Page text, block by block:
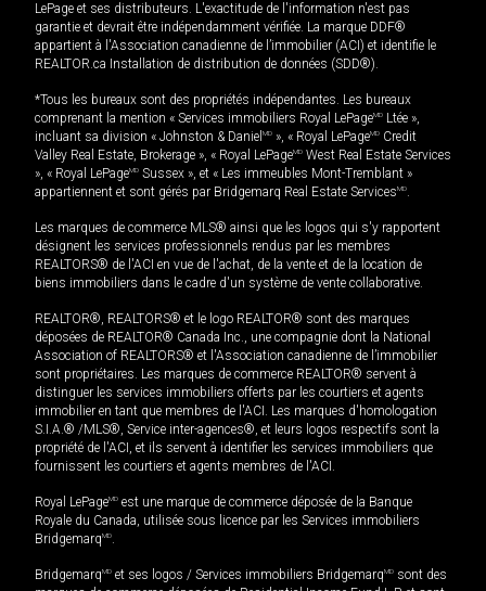
LePage et ses distributeurs. L'exactitude de l'information n'est pas
garantie et devrait être indépendamment vérifiée. La marque DDF®
appartient à l'Association canadienne de l’immobilier (ACI) et identifie le
REALTOR.ca Installation de distribution de données (SDD®).
*Tous les bureaux sont des propriétés indépendantes. Les bureaux
comprenant la mention « Services immobiliers Royal LePageMD Ltée »,
incluant sa division « Johnston & Daniel MD », « Royal LePageMD Credit
Valley Real Estate, Brokerage », « Royal LePageMD West Real Estate Services
», « Royal LePageMD Sussex », et « Les immeubles Mont-Tremblant »
appartiennent et sont gérés par Bridgemarq Real Estate ServicesMD.
Les marques de commerce MLS® ainsi que les logos qui s'y rapportent
désignent les services professionnels rendus par les membres
REALTORS® de l'ACI en vue de l'achat, de la vente et de la location de
biens immobiliers dans le cadre d'un système de vente collaborative.
REALTOR®, REALTORS® et le logo REALTOR® sont des marques
déposées de REALTOR® Canada Inc., une compagnie dont la National
Association of REALTORS® et l'Association canadienne de l’immobilier
sont propriétaires. Les marques de commerce REALTOR® servent à
distinguer les services immobiliers offerts par les courtiers et agents
immobilier en tant que membres de l'ACI. Les marques d'homologation
S.I.A.® /MLS®, Service inter-agences®, et leurs logos respectifs sont la
propriété de l'ACI, et ils servent à identifier les services immobiliers que
fournissent les courtiers et agents membres de l'ACI.
Royal LePageMD est une marque de commerce déposée de la Banque
Royale du Canada, utilisée sous licence par les Services immobiliers
BridgemarqMD.
BridgemarqMD et ses logos / Services immobiliers BridgemarqMD sont des